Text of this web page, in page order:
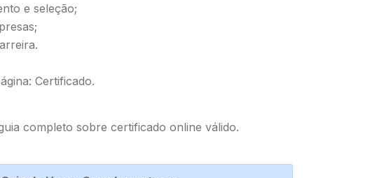
e seleção;
Certificado.
completo sobre certificado online válido.